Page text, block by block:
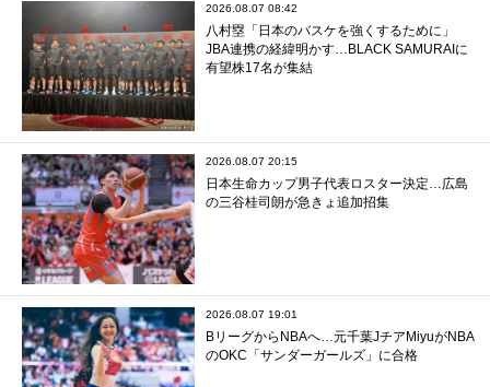
2026.08.07 08:42
八村塁「日本のバスケを強くするために」
JBA連携の経緯明かす…BLACK SAMURAIに
有望株17名が集結
2026.08.07 20:15
日本生命カップ男子代表ロスター決定…広島
の三谷桂司朗が急きょ追加招集
2026.08.07 19:01
BリーグからNBAへ…元千葉JチアMiyuがNBA
のOKC「サンダーガールズ」に合格